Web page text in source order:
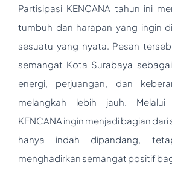
Partisipasi KENCANA tahun ini
tumbuh dan harapan yang ingin
sesuatu yang nyata. Pesan
semangat Kota Surabaya
energi, perjuangan, dan
melangkah lebih jauh. Melalui
KENCANA ingin menjadi bagian
hanya indah dipandang,
menghadirkan semangat positif